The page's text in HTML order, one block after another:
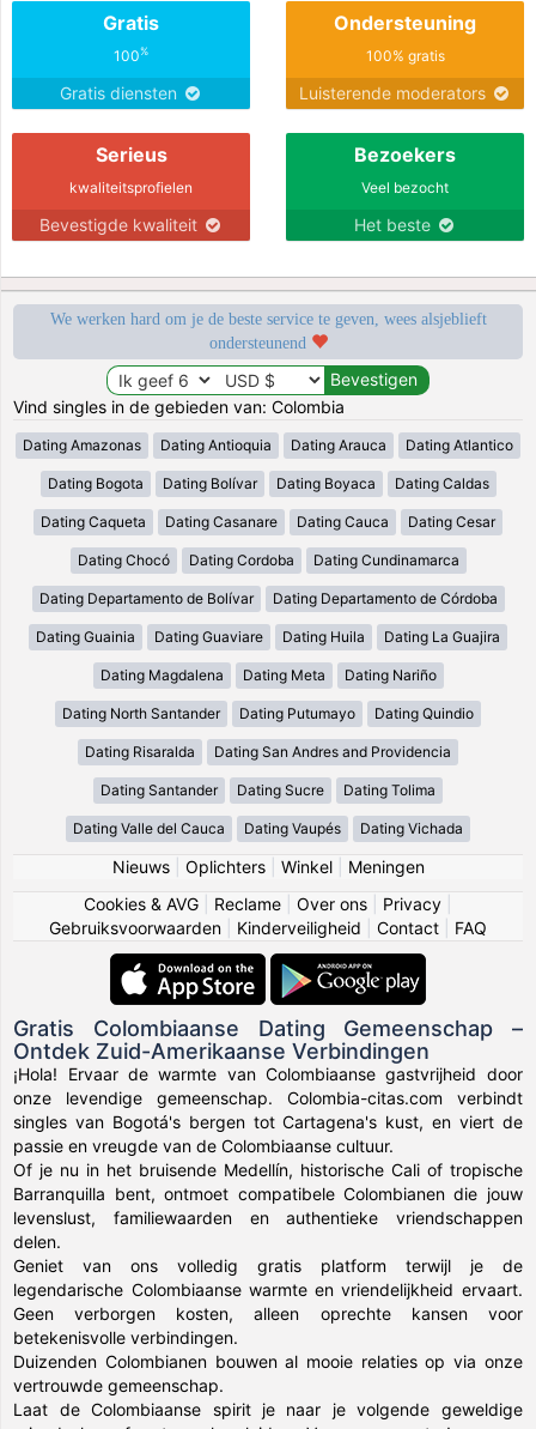
Gratis
100%
Gratis diensten
Ondersteuning
100% gratis
Luisterende moderators
Serieus
kwaliteitsprofielen
Bevestigde kwaliteit
Bezoekers
Veel bezocht
Het beste
We werken hard om je de beste service te geven, wees alsjeblieft
ondersteunend
Vind singles in de gebieden van: Colombia
Dating Amazonas Dating Antioquia Dating Arauca Dating Atlantico
Dating Bogota Dating Bolívar Dating Boyaca Dating Caldas
Dating Caqueta Dating Casanare Dating Cauca Dating Cesar
Dating Chocó Dating Cordoba Dating Cundinamarca
Dating Departamento de Bolívar Dating Departamento de Córdoba
Dating Guainia Dating Guaviare Dating Huila Dating La Guajira
Dating Magdalena Dating Meta Dating Nariño
Dating North Santander Dating Putumayo Dating Quindio
Dating Risaralda Dating San Andres and Providencia
Dating Santander Dating Sucre Dating Tolima
Dating Valle del Cauca Dating Vaupés Dating Vichada
Nieuws| Oplichters| Winkel| Meningen
Cookies & AVG
Reclame Over ons Privacy
Gebruiksvoorwaarden
Kinderveiligheid Contact FAQ
Gratis Colombiaanse Dating Gemeenschap –
Ontdek Zuid-Amerikaanse Verbindingen
¡Hola! Ervaar de warmte van Colombiaanse gastvrijheid door
onze levendige gemeenschap. Colombia-citas.com verbindt
singles van Bogotá's bergen tot Cartagena's kust, en viert de
passie en vreugde van de Colombiaanse cultuur.
Of je nu in het bruisende Medellín, historische Cali of tropische
Barranquilla bent, ontmoet compatibele Colombianen die jouw
levenslust, familiewaarden en authentieke vriendschappen
delen.
Geniet van ons volledig gratis platform terwijl je de
legendarische Colombiaanse warmte en vriendelijkheid ervaart.
Geen verborgen kosten, alleen oprechte kansen voor
betekenisvolle verbindingen.
Duizenden Colombianen bouwen al mooie relaties op via onze
vertrouwde gemeenschap.
Laat de Colombiaanse spirit je naar je volgende geweldige